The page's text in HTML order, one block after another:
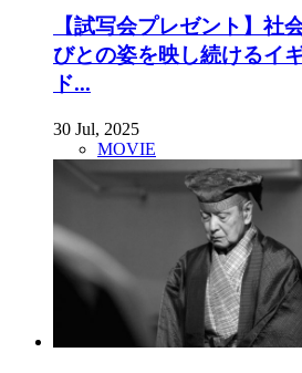
【試写会プレゼント】社
びとの姿を映し続けるイ
ド...
30 Jul, 2025
MOVIE